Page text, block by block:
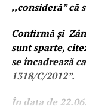
,,consideră” că
Confirmă și
sunt sparte,
se încadrează
1318/C/2012”.
În data de